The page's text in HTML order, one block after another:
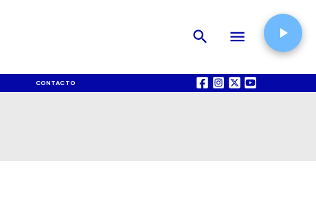
CONTACTO QUIÉNES SOMOS